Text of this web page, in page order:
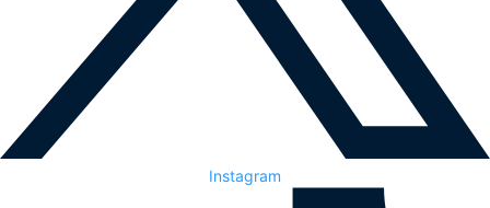
Instagram